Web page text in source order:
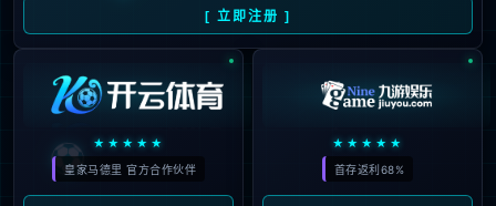
09
2026
周一 西甲 西班牙人VS皇家奥
维耶多最新赛事分析